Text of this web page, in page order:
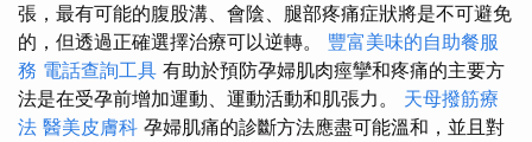
張，最有可能的腹股溝、會陰、腿部疼痛症狀將是不可避免
的，但透過正確選擇治療可以逆轉。 豐富美味的自助餐服
務 電話查詢工具 有助於預防孕婦肌肉痙攣和疼痛的主要方
法是在受孕前增加運動、運動活動和肌張力。 天母撥筋療
法 醫美皮膚科 孕婦肌痛的診斷方法應盡可能溫和，並且對